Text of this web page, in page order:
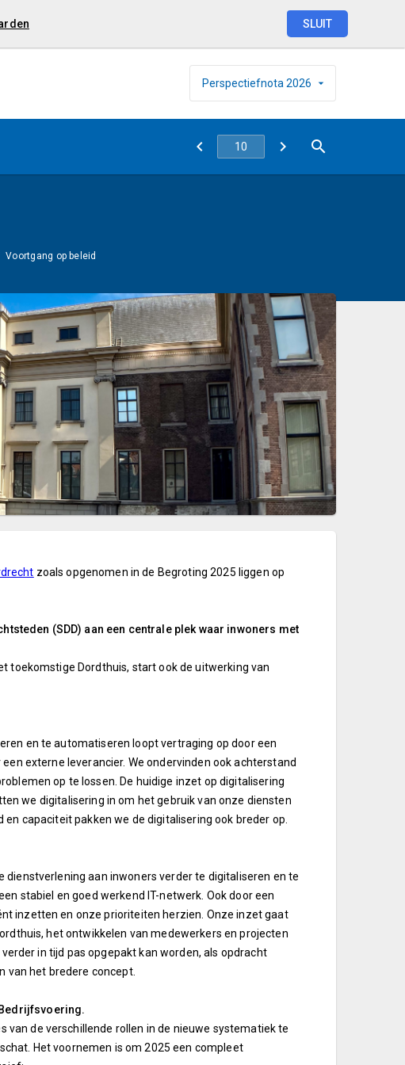
SLUIT
Perspectiefnota 2026
Voortgang op beleid
zoals opgenomen in de Begroting 2025 liggen op
(SDD) aan een centrale plek waar inwoners met
toekomstige Dordthuis, start ook de uitwerking van
en te automatiseren loopt vertraging op door een
externe leverancier. We ondervinden ook achterstand
op te lossen. De huidige inzet op digitalisering
we digitalisering in om het gebruik van onze diensten
capaciteit pakken we de digitalisering ook breder op.
aan inwoners verder te digitaliseren en te
stabiel en goed werkend IT-netwerk. Ook door een
inzetten en onze prioriteiten herzien. Onze inzet gaat
het ontwikkelen van medewerkers en projecten
in tijd pas opgepakt kan worden, als opdracht
van het bredere concept.
van de verschillende rollen in de nieuwe systematiek te
Het voornemen is om 2025 een compleet